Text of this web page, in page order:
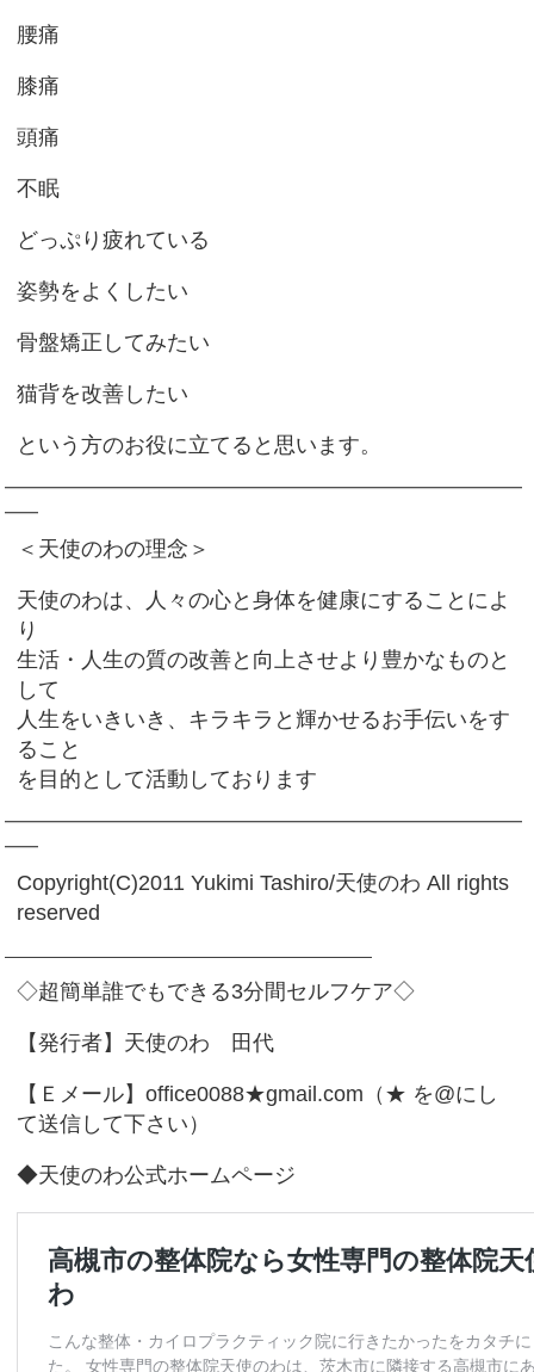
腰痛
膝痛
頭痛
不眠
どっぷり疲れている
姿勢をよくしたい
骨盤矯正してみたい
猫背を改善したい
という方のお役に立てると思います。
━━━━━━━━━━━━━━━━━━━━━━━━━━━━━━━
━━
＜天使のわの理念＞
天使のわは、人々の心と身体を健康にすることによ
り
生活・人生の質の改善と向上させより豊かなものと
して
人生をいきいき、キラキラと輝かせるお手伝いをす
ること
を目的として活動しております
━━━━━━━━━━━━━━━━━━━━━━━━━━━━━━━
━━
Copyright(C)2011 Yukimi Tashiro/天使のわ All rights
reserved
——————————————————————
◇超簡単誰でもできる3分間セルフケア◇
【発行者】天使のわ 田代
【Ｅメール】office0088★gmail.com（★ を@にし
て送信して下さい）
◆天使のわ公式ホームページ